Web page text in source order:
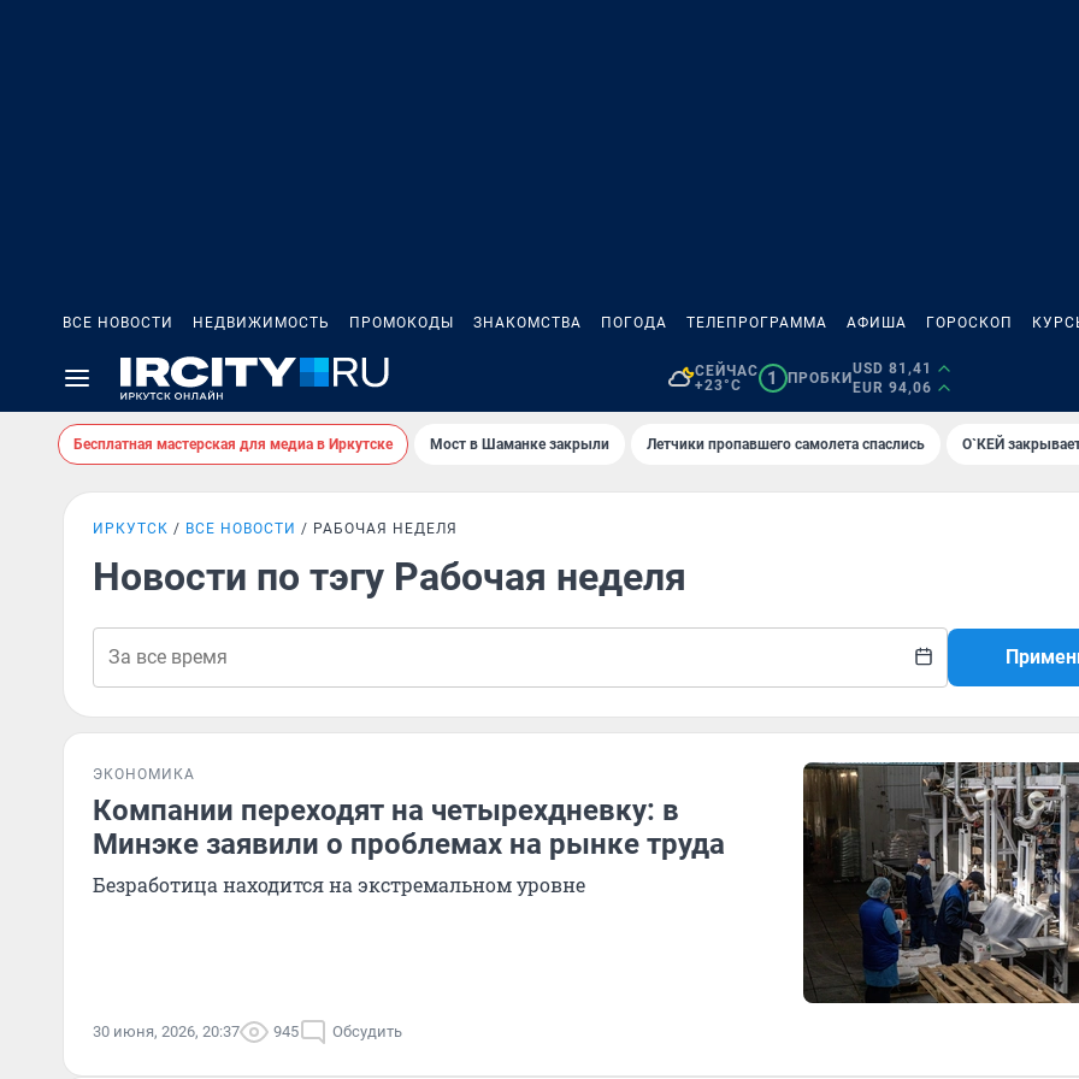
ВСЕ НОВОСТИ НЕДВИЖИМОСТЬ ПРОМОКОДЫ ЗНАКОМСТВА ПОГОДА ТЕЛЕПРОГРАММА АФИША ГОРОСКОП
СЕЙЧАС
+23°C
1 ПРОБКИ
USD 81,41
EUR 94,06
Бесплатная мастерская для медиа в Иркутске Мост в Шаманке закрыли Летчики пропавшего самолета спаслись О`КЕЙ
ИРКУТСК ВСЕ НОВОСТИ РАБОЧАЯ НЕДЕЛЯ
Новости по тэгу Рабочая неделя
ЭКОНОМИКА
Компании переходят на четырехдневку: в
Минэке заявили о проблемах на рынке труда
Безработица находится на экстремальном уровне
30 июня, 2026, 20:37 945 Обсудить